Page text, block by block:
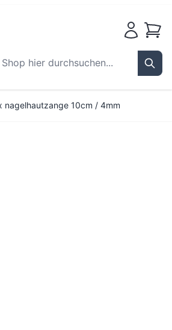
hier durchsuchen...
nagelhautzange 10cm / 4mm